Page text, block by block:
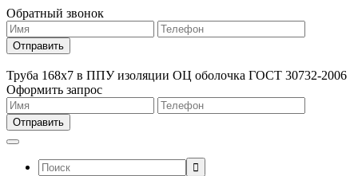
Обратный звонок
Труба 168х7 в ППУ изоляции ОЦ оболочка ГОСТ 30732-2006
Оформить запрос
Поиск: